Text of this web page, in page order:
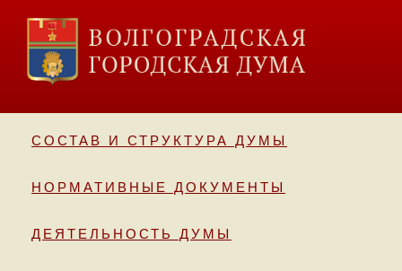
СОСТАВ И СТРУКТУРА ДУМЫ
НОРМАТИВНЫЕ ДОКУМЕНТЫ
ДЕЯТЕЛЬНОСТЬ ДУМЫ